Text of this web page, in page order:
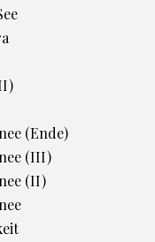
(Ende)
(III)
(II)